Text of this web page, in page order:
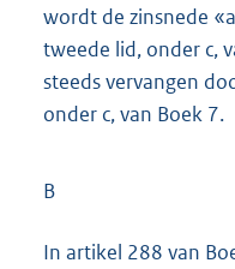
wordt de zinsnede
tweede lid, onder c,
steeds vervangen
onder c, van Boek 7.
B
In artikel 288 van